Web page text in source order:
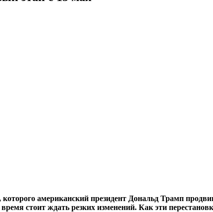
американский президент Дональд Трамп
стоит ждать резких изменений. Как эти